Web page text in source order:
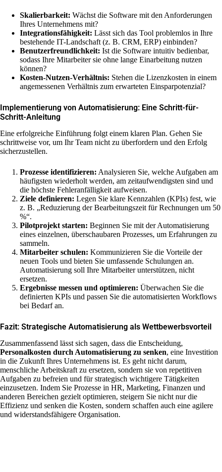
Skalierbarkeit: Wächst die Software mit den Anforderungen
Ihres Unternehmens mit?
Integrationsfähigkeit: Lässt sich das Tool problemlos in Ihre
bestehende IT-Landschaft (z. B. CRM, ERP) einbinden?
Benutzerfreundlichkeit: Ist die Software intuitiv bedienbar,
sodass Ihre Mitarbeiter sie ohne lange Einarbeitung nutzen
können?
Kosten-Nutzen-Verhältnis: Stehen die Lizenzkosten in einem
angemessenen Verhältnis zum erwarteten Einsparpotenzial?
Implementierung von Automatisierung: Eine Schritt-für-
Schritt-Anleitung
Eine erfolgreiche Einführung folgt einem klaren Plan. Gehen Sie
schrittweise vor, um Ihr Team nicht zu überfordern und den Erfolg
sicherzustellen.
Prozesse identifizieren: Analysieren Sie, welche Aufgaben am
häufigsten wiederholt werden, am zeitaufwendigsten sind und
die höchste Fehleranfälligkeit aufweisen.
Ziele definieren: Legen Sie klare Kennzahlen (KPIs) fest, wie
z. B. „Reduzierung der Bearbeitungszeit für Rechnungen um 50
%“.
Pilotprojekt starten: Beginnen Sie mit der Automatisierung
eines einzelnen, überschaubaren Prozesses, um Erfahrungen zu
sammeln.
Mitarbeiter schulen: Kommunizieren Sie die Vorteile der
neuen Tools und bieten Sie umfassende Schulungen an.
Automatisierung soll Ihre Mitarbeiter unterstützen, nicht
ersetzen.
Ergebnisse messen und optimieren: Überwachen Sie die
definierten KPIs und passen Sie die automatisierten Workflows
bei Bedarf an.
Fazit: Strategische Automatisierung als Wettbewerbsvorteil
Zusammenfassend lässt sich sagen, dass die Entscheidung,
Personalkosten durch Automatisierung zu senken, eine Investition
in die Zukunft Ihres Unternehmens ist. Es geht nicht darum,
menschliche Arbeitskraft zu ersetzen, sondern sie von repetitiven
Aufgaben zu befreien und für strategisch wichtigere Tätigkeiten
einzusetzen. Indem Sie Prozesse in HR, Marketing, Finanzen und
anderen Bereichen gezielt optimieren, steigern Sie nicht nur die
Effizienz und senken die Kosten, sondern schaffen auch eine agilere
und widerstandsfähigere Organisation.